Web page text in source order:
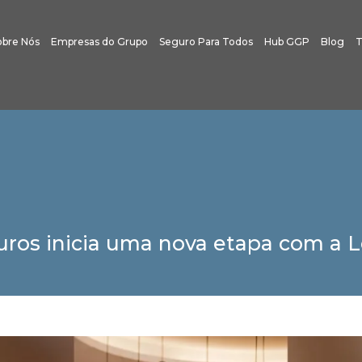
Nós Empresas do Grupo Seguro Para Todos Hub GGP Blog
inicia uma nova etapa com a